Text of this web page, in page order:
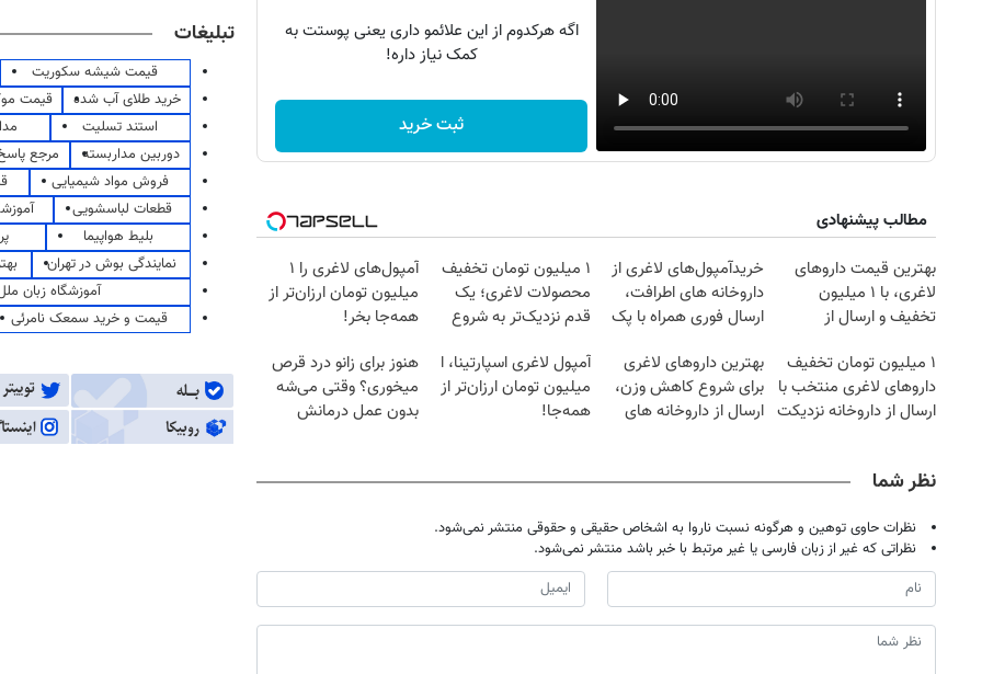
اگه هرکدوم از این علائمو داری یعنی پوستت به
کمک نیاز داره!
ثبت خرید
مطالب پیشنهادی
بهترین قیمت داروهای
لاغری، با ۱ میلیون
تخفیف و ارسال از
خریدآمپول‌های لاغری از
داروخانه های اطرافت،
ارسال فوری همراه با پک
۱ میلیون تومان تخفیف
محصولات لاغری؛ یک
قدم نزدیک‌تر به شروع
آمپول‌های لاغری را ۱
میلیون تومان ارزان‌تر از
همه‌جا بخر!
۱ میلیون تومان تخفیف
داروهای لاغری منتخب با
ارسال از داروخانه نزدیکت
بهترین داروهای لاغری
برای شروع کاهش وزن،
ارسال از داروخانه های
آمپول لاغری اسپارتینا، ا
میلیون تومان ارزان‌تر از
همه‌جا!
هنوز برای زانو درد قرص
میخوری؟ وقتی می‌شه
بدون عمل درمانش
نظر شما
نظرات حاوی توهین و هرگونه نسبت ناروا به اشخاص حقیقی و حقوقی منتشر نمی‌شود.
نظراتی که غیر از زبان فارسی یا غیر مرتبط با خبر باشد منتشر نمی‌شود.
تبلیغات
قیمت شیشه سکوریت
خرید طلای آب شده
قیمت
استند تسلیت
دوربین مداربسته
مرجع
فروش مواد شیمیایی
قطعات لباسشویی
بلیط هواپیما
نمایندگی بوش در تهران
آموزشگاه زبان
قیمت و خرید سمعک نامرئی